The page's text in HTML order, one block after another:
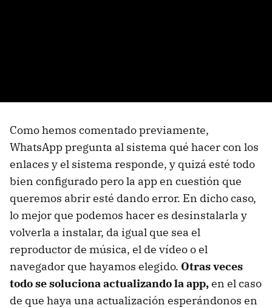
Como hemos comentado previamente,
WhatsApp pregunta al sistema qué hacer con los
enlaces y el sistema responde, y quizá esté todo
bien configurado pero la app en cuestión que
queremos abrir esté dando error. En dicho caso,
lo mejor que podemos hacer es desinstalarla y
volverla a instalar, da igual que sea el
reproductor de música, el de vídeo o el
navegador que hayamos elegido. Otras veces
todo se soluciona actualizando la app,en el caso
de que haya una actualización esperándonos en